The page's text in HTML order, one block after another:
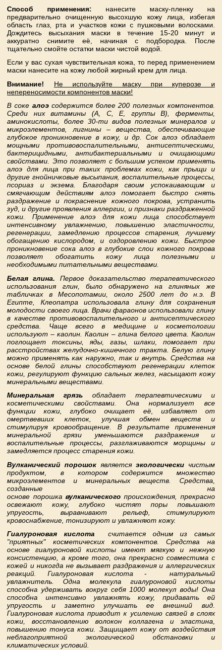
Способ применения: нанесите маску-пленку на
предварительно очищенную высохшую кожу лица, избегая
область глаз, рта и участков кожи с пушковыми волосками.
Дождитесь высыхания маски в течение 15-20 минут и
аккуратно снимите её, начиная с подбородка. После
тщательно смойте остатки маски чистой водой.
Если у вас сухая чувствительная кожа, то перед применением
маски нанесите на кожу любой жирный крем для лица.
Внимание!
Не используйте маску при куперозе и
непереносимости компонентов маски!
В соке алоэсодержится более 200 полезных компонентов.
Среди них витамины (A, C, E, группы B), ферменты,
аминокислоты, более 30-ти видов полезных минералов и
микроэлементов, лигнины – вещества, обеспечивающие
глубокое проникновение в кожу, и др. Сок алоэ обладает
мощными противовоспалительными, антисептическими,
бактерицидными, антибактериальными и очищающими
свойствами. Это позволяет с большим успехом применять
алоэ для лица при таких проблемах кожи, как прыщи и
другие гнойничковые высыпания, воспалительные процессы,
псориаз и экзема. Благодаря своим успокаивающим и
смягчающим действиям алоэ помогает быстро снять
раздражение и покраснение кожного покрова, устранить
зуд, и другие проявления аллергии, и признаки раздраженной
кожи. Применение алоэ для кожи лица способствует
интенсивному увлажнению, повышению эластичности,
регенерации, замедлению процессов старения, лучшему
обогащению кислородом, и оздоровлению кожи. Быстрое
проникновение сока алоэ в глубокие слои кожного покрова
позволяет обогатить кожу лица полезными и
необходимыми питательными веществами.
Белая глина. Первое доказательство терапевтического
использования глин, было обнаружено на глиняных же
табличках в Месопотамии, около 2500 лет до н.э. В
Египте, Клеопатра использовала глину для сохранения
молодости своего лица. Врачи фараонов использовали глину
в качестве противовоспалительного и антисептического
средства. Чаще всего в медицине и косметологии
используют – каолин. Каолин – глина белого цвета. Каолин
поглощает токсины, яды, газы, шлаки, помогает при
расстройствах желудочно-кишечного тракта. Белую глину
можно применять как наружно, так и внутрь. Средства на
основе белой глины способствуют регенерации клеток
кожи, регулируют функцию сальных желез, насыщают кожу
минеральными веществами.
Минеральная грязь обладает терапевтическими и
косметическими свойствами. Она нормализует все
функции кожи, глубоко очищает её, избавляет от
омертвевших клеток, улучшая обмен веществ и
стимулируя кровообращение. В результате применения
минеральной грязи уменьшаются раздражения и
воспалительные процессы, разглаживаются морщины и
замедляется процесс старения кожи.
Вулканический порошокявляется экологическичистым
продуктом, в котором содержится множество
микроэлементов и минеральных веществ. Средства,
созданные на
основе порошка вулканического происхождения, прекрасно
освежают кожу, глубоко чистят поры повышают
упругость, выравнивают рельеф, стимулируют
кровоснабжение, тонизируют и увлажняют кожу.
Гиалуроновая кислота считается одним из самых
"приятных" косметических компонентов. Средства на
основе гиалуроновой кислоты имеют мягкую и нежную
консистенцию, а кроме того, она прекрасно совместима с
кожей и никогда не вызывает раздражения и аллергических
реакций. Гиалуроновая кислота - натуральный
увлажнитель. Одна молекула гиалуроновой кислоты
способна удерживать вокруг себя 1000 молекул воды! Она
способна интенсивно увлажнять кожу, придавать ей
упругость и заметно улучшать ее внешний вид.
Гиалуроновая кислота приводит к усилению связей в слоях
кожи, восстановлению волокон коллагена и эластина,
повышению тонуса кожи. Защищает кожу от воздействия
неблагоприятной экологической обстановки и
климатических условий.